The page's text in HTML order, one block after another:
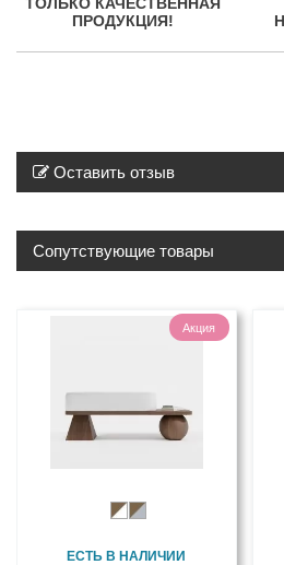
ПРОДУКЦИЯ!
Оставить отзыв
Сопутствующие товары
Акция
ЕСТЬ В НАЛИЧИИ